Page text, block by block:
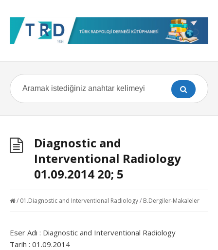
Diagnostic and
Interventional Radiology
01.09.2014 20; 5
/ 01.Diagnostic and Interventional Radiology/ B.Dergiler-Makaleler
Eser Adı : Diagnostic and Interventional Radiology
Tarih : 01.09.2014